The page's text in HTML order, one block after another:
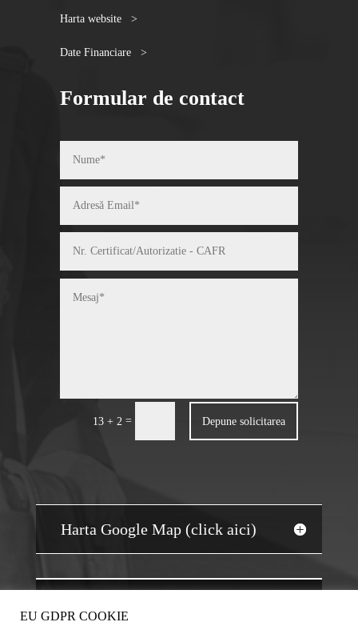
Harta website >
Date Financiare >
Formular de contact
13 + 2 = Depune solicitarea
Harta Google Map (click aici)
EU GDPR COOKIE